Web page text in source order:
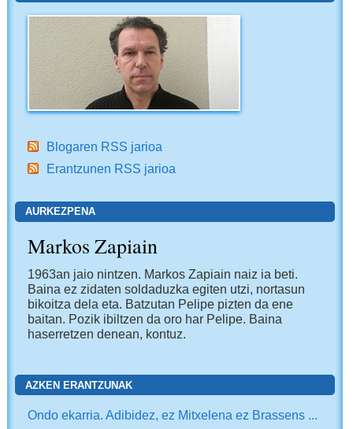
Blogaren RSS jarioa
Erantzunen RSS jarioa
AURKEZPENA
Markos Zapiain
1963an jaio nintzen. Markos Zapiain naiz ia beti.
Baina ez zidaten soldaduzka egiten utzi, nortasun
bikoitza dela eta. Batzutan Pelipe pizten da ene
baitan. Pozik ibiltzen da oro har Pelipe. Baina
haserretzen denean, kontuz.
AZKEN ERANTZUNAK
Ondo ekarria. Adibidez, ez Mitxelena ez Brassens ...